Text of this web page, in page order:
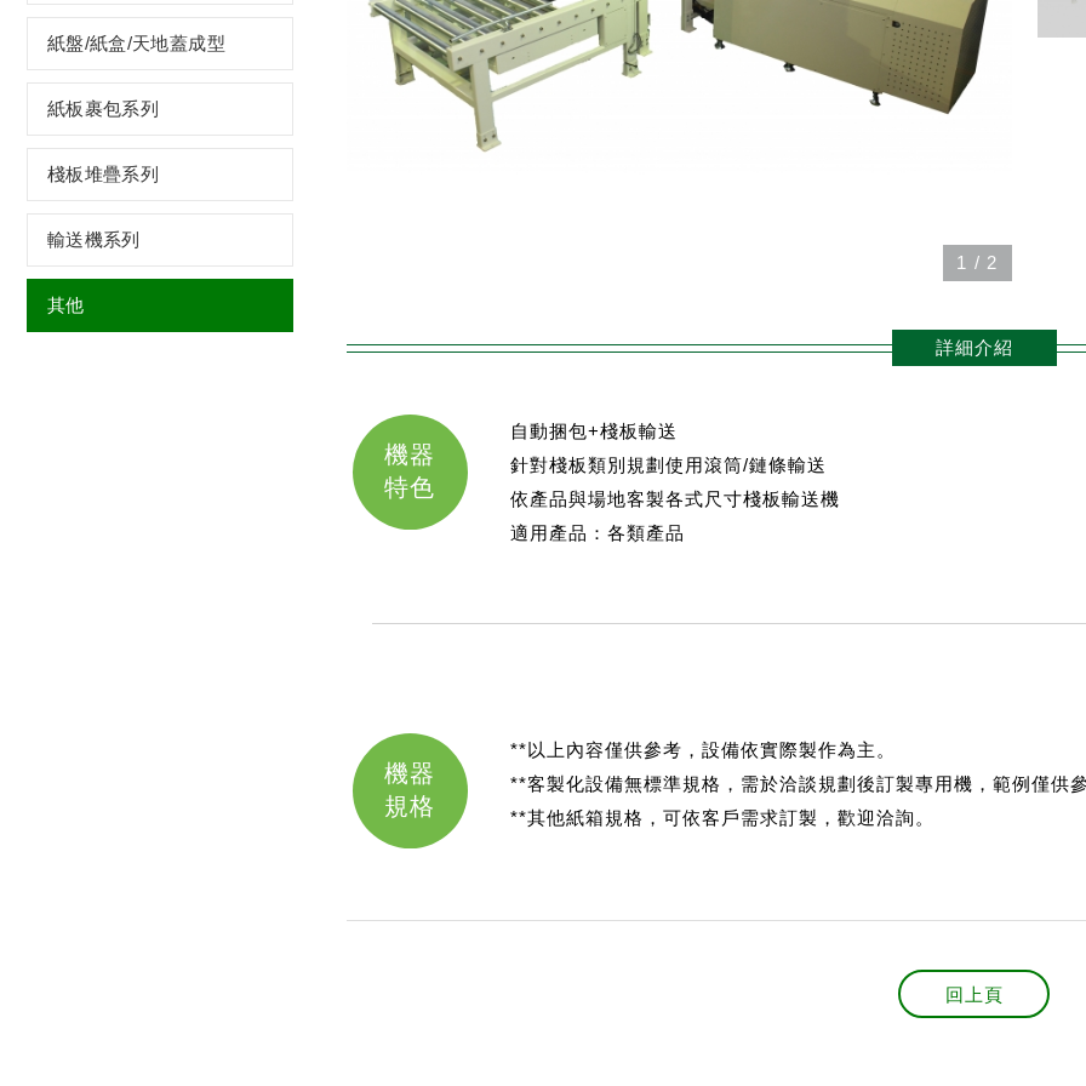
紙盤/紙盒/天地蓋成型
紙板裹包系列
棧板堆疊系列
輸送機系列
其他
1 / 2
詳細介紹
機器
特色
自動捆包+棧板輸送
針對棧板類別規劃使用滾筒/鏈條輸送
依產品與場地客製各式尺寸棧板輸送機
適用產品：各類產品
機器
規格
**以上內容僅供參考，設備依實際製作為主。
**客製化設備無標準規格，需於洽談規劃後訂製專用機，範例僅供
**其他紙箱規格，可依客戶需求訂製，歡迎洽詢。
回上頁